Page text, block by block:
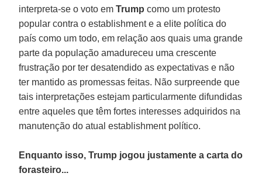
interpreta-se o voto emTrump como um protesto
popular contra o establishment e a elite política do
país como um todo, em relação aos quais uma grande
parte da população amadureceu uma crescente
frustração por ter desatendido as expectativas e não
ter mantido as promessas feitas. Não surpreende que
tais interpretações estejam particularmente difundidas
entre aqueles que têm fortes interesses adquiridos na
manutenção do atual establishment político.
Enquanto isso, Trump jogou justamente a carta do
forasteiro...